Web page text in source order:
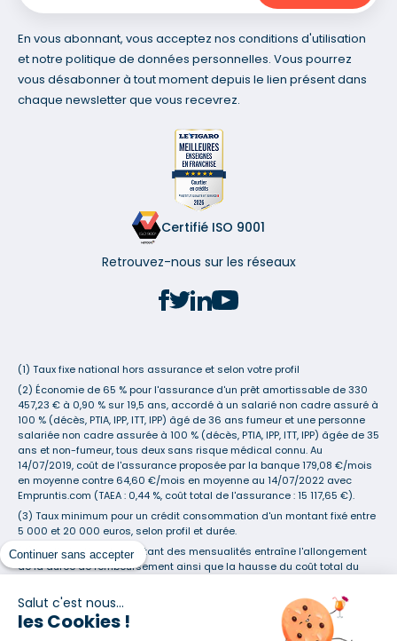
Continuer sans accepter
Salut c'est nous...
les Cookies !
En vous abonnant, vous acceptez nos conditions d'utilisation
et notre politique de données personnelles. Vous pourrez
vous désabonner à tout moment depuis le lien présent dans
chaque newsletter que vous recevrez.
Certifié ISO 9001
Retrouvez-nous sur les réseaux
(1) Taux fixe national hors assurance et selon votre profil
(2) Économie de 65 % pour l'assurance d'un prêt amortissable de 330
457,23 € à 0,90 % sur 19,5 ans, accordé à un salarié non cadre assuré à
100 % (décès, PTIA, IPP, ITT, IPP) âgé de 36 ans fumeur et une personne
salariée non cadre assurée à 100 % (décès, PTIA, IPP, ITT, IPP) âgée de 35
ans et non-fumeur, tous deux sans risque médical connu. Au
14/07/2019, coût de l'assurance proposée par la banque 179,08 €/mois
en moyenne contre 64,60 €/mois en moyenne au 14/07/2022 avec
Empruntis.com (TAEA : 0,44 %, coût total de l'assurance : 15 117,65 €).
(3) Taux minimum pour un crédit consommation d'un montant fixé entre
5 000 et 20 000 euros, selon profil et durée.
(4) La diminution du montant des mensualités entraîne l'allongement
de la durée de remboursement ainsi que la hausse du coût total du
(5) Banques de réseau, mutualistes, spécialisées, directions
régionales, organismes de crédit selon votre profil et votre demande.
Mutuelles, compagnies et courtiers d'assurances. Selon votre profil et